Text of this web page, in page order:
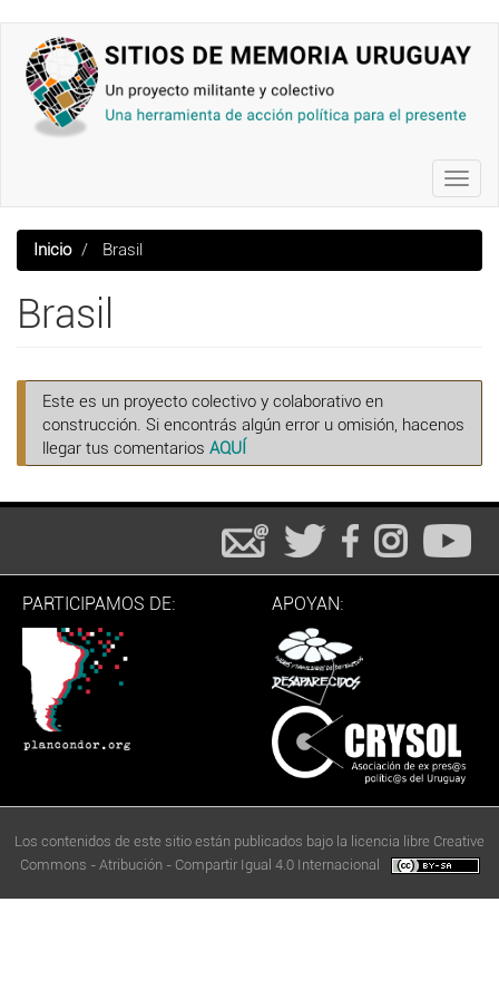
contenido
principal
Inicio Brasil
Brasil
Este es un proyecto colectivo y colaborativo en
construcción. Si encontrás algún error u omisión, hacenos
llegar tus comentarios AQUÍ
PARTICIPAMOS DE: APOYAN:
Los contenidos de este sitio están publicados bajo la licencia libre Creative
Commons - Atribución - Compartir Igual 4.0 Internacional